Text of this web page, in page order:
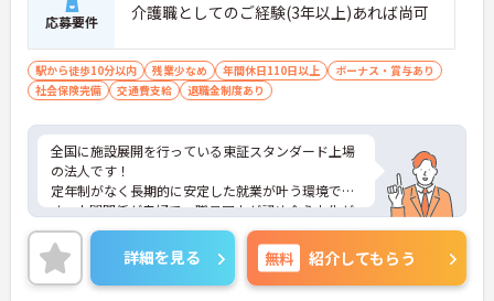
応募要件 介護職としてのご経験(3年以上)あれば尚可
駅から徒歩10分以内 残業少なめ 年間休日110日以上
ボーナス・賞与あり
社会保険完備
交通費支給 退職金制度あり
全国に施設展開を行っている東証スタンダード上場
の法人です！
定年制がなく長期的に安定した就業が叶う環境で
す。人間関係が良好で、職員同士が認め合う文化が
根付いています。
ご興味のある方には、面接対策ポイントなど、さら
に詳細をご案内しますのでお気軽にご相談くださ
い！
詳細を見る 無料 紹介してもらう